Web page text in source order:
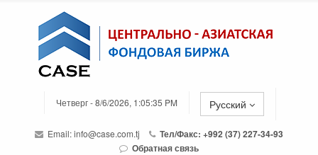
Четверг - 8/6/2026, 1:05:35 PM Русский
Email:info@case.com.tj
Тел/Факс: +992 (37) 227-34-93
Обратная связь